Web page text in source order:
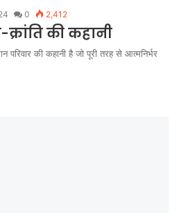
0 2,412
की कहानी
परिवार की कहानी है जो पूरी तरह से आत्मनिर्भर